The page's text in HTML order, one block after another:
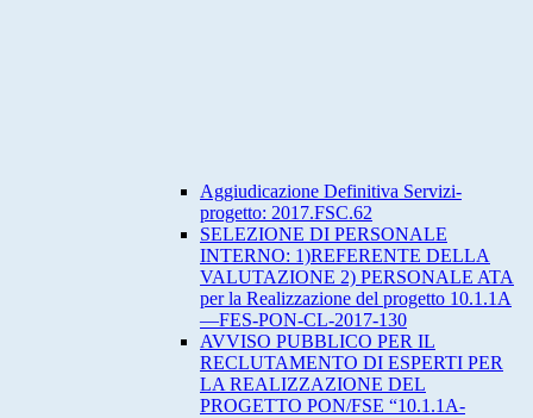
Aggiudicazione Definitiva Servizi-
progetto: 2017.FSC.62
SELEZIONE DI PERSONALE
INTERNO: 1)REFERENTE DELLA
VALUTAZIONE 2) PERSONALE ATA
per la Realizzazione del progetto 10.1.1A
—FES-PON-CL-2017-130
AVVISO PUBBLICO PER IL
RECLUTAMENTO DI ESPERTI PER
LA REALIZZAZIONE DEL
PROGETTO PON/FSE “10.1.1A-